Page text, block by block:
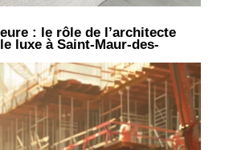
: le rôle de l’architecte
luxe à Saint-Maur-des-